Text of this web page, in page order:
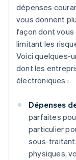
dépenses
vous donnent
façon dont
limitant les
Voici quelques-
dont les
électroniques :
Dépenses
parfaites
particulier
sous-
physiques,